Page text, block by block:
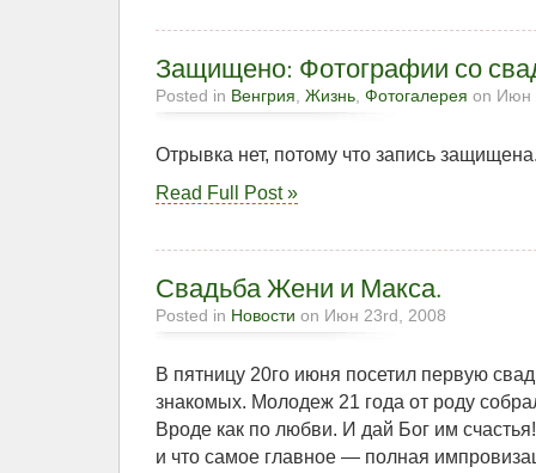
Защищено: Фотографии со
Posted in Венгрия Жизнь Фотогалерея on Июн
Отрывка нет, потому что запись
Read Full Post »
Свадьба Жени и Макса.
Posted in Новости on Июн 23rd, 2008
В пятницу 20го июня посетил первую
знакомых. Молодеж 21 года от роду
Вроде как по любви. И дай Бог им
и что самое главное — полная